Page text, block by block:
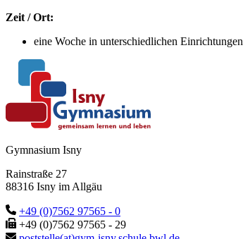
Zeit / Ort:
eine Woche in unterschiedlichen Einrichtungen
Gymnasium Isny
Rainstraße 27
88316 Isny im Allgäu
+49 (0)7562 97565 - 0
+49 (0)7562 97565 - 29